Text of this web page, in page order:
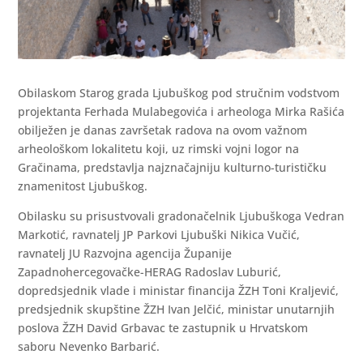
Obilaskom Starog grada Ljubuškog pod stručnim vodstvom
projektanta Ferhada Mulabegovića i arheologa Mirka Rašića
obilježen je danas završetak radova na ovom važnom
arheološkom lokalitetu koji, uz rimski vojni logor na
Gračinama, predstavlja najznačajniju kulturno-turističku
znamenitost Ljubuškog.
Obilasku su prisustvovali gradonačelnik Ljubuškoga Vedran
Markotić, ravnatelj JP Parkovi Ljubuški Nikica Vučić,
ravnatelj JU Razvojna agencija Županije
Zapadnohercegovačke-HERAG Radoslav Luburić,
dopredsjednik vlade i ministar financija ŽZH Toni Kraljević,
predsjednik skupštine ŽZH Ivan Jelčić, ministar unutarnjih
poslova ŽZH David Grbavac te zastupnik u Hrvatskom
saboru Nevenko Barbarić.